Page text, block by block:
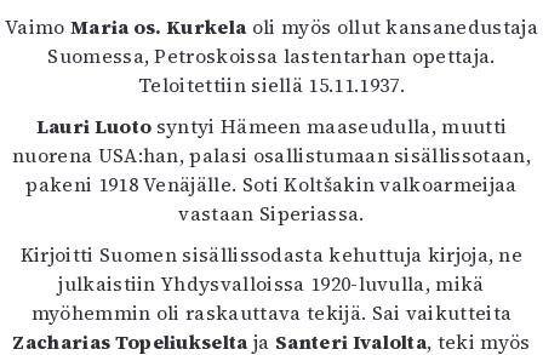
Vaimo Maria os. Kurkela oli myös ollut kansanedustaja
Suomessa, Petroskoissa lastentarhan opettaja.
Teloitettiin siellä 15.11.1937.
Lauri Luoto syntyi Hämeen maaseudulla, muutti
nuorena USA:han, palasi osallistumaan sisällissotaan,
pakeni 1918 Venäjälle. Soti Koltšakin valkoarmeijaa
vastaan Siperiassa.
Kirjoitti Suomen sisällissodasta kehuttuja kirjoja, ne
julkaistiin Yhdysvalloissa 1920-luvulla, mikä
myöhemmin oli raskauttava tekijä. Sai vaikutteita
Zacharias Topeliukselta ja Santeri Ivalolta, teki myös